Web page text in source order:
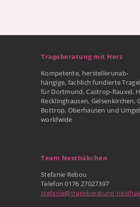
Trageberatung mit Herz
Kompetente, herstellerunab-
hängige, fachlich fundierte
für Dortmund, Castrop-Rauxel,
Recklinghausen, Gelsenkirchen,
Bottrop, Oberhausen und
worldwide
Team Nesthäkchen
Stefanie Rebou
Telefon 0176 27027397
stefanie@trageberatung-